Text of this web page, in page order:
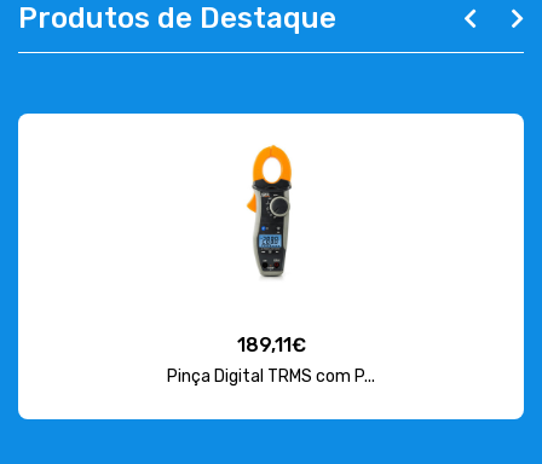
Produtos de Destaque
189,11€
Pinça Digital TRMS com P...